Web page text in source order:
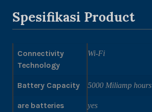
Spesifikasi Product
Connectivity
Technology
Wi-Fi
Battery Capacity 5000 Miliamp hours
are batteries
yes